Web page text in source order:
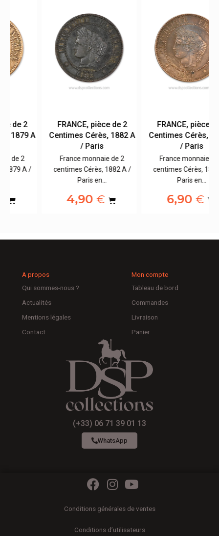
FRANCE, pièce de 2
Centimes Cérès, 1882 A
France monnaie de 2
centimes Cérès, 1882 A /
Paris en…
4,90€
FRANCE, pièce de 2
Centimes Cérès, 1879 A
France monnaie de 2
centimes Cérès, 1879 A /
Paris en…
€
A propos
Qui sommes-nous ?
Actualités
Mentions légales
Contact
Mon compte
Tableau de bord
Commandes
Livraison
Panier
(+33) 06 71 39 01 13
WhatsApp
F
c
b
I
s
a
Y
u
u
Conditions générales de ventes
Conditions d’utilisateurs